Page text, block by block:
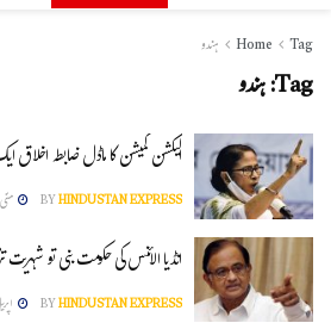
Home Tag ہندو
Tag:ہندو
الیکشن کمیشن کا ماڈل ضابطہ اخلاق
BYHINDUSTAN EXPRESS مئی 8, 2024
انڈیا الائنس کی حکومت بنی تو
BYHINDUSTAN EXPRESS